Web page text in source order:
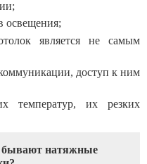
освещения;
является не самым
доступ к ним
температур, их резких
бывают натяжные